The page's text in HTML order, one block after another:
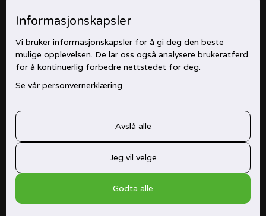
Informasjonskapsler
Vi bruker informasjonskapsler for å gi deg den beste
mulige opplevelsen. De lar oss også analysere brukeratferd
for å kontinuerlig forbedre nettstedet for deg.
Se vår personvernerklæring
Avslå alle
Jeg vil velge
Godta alle
Mandag
07:00 - 16:00
Onsdag
Fredag
07:00 - 16:00
Kontakt